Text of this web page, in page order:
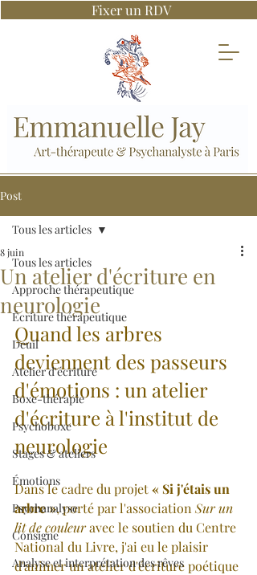
Fixer un RDV
Post
Tous les articles
Approche thérapeutique
Écriture thérapeutique
Deuil
Atelier d'écriture
Boxe-thérapie
Psychoboxe
Stages & ateliers
Émotions
Psychanalyse
Consigne
Analyse et interprétation des rêves
Tous les articles
Un atelier d'écriture en
neurologie
8 juin
Quand les arbres
deviennent des passeurs
d'émotions : un atelier
d'écriture à l'institut de
neurologie
Dans le cadre du projet « Si j'étais un
arbre », porté par l'association Sur un
lit de couleur avec le soutien du Centre
National du Livre, j'ai eu le plaisir
d'animer un atelier d'écriture poétique